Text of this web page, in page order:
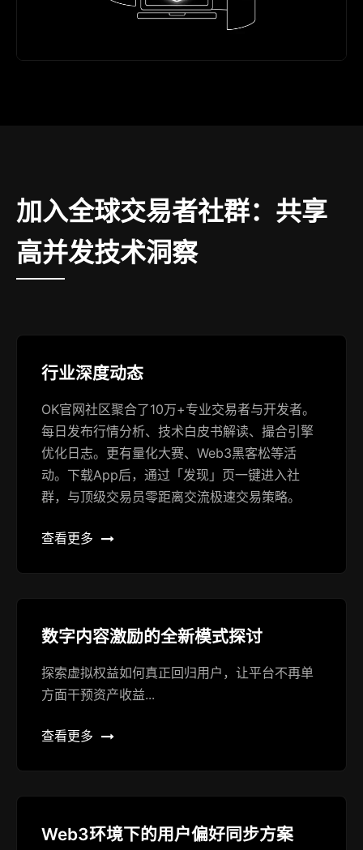
加入全球交易者社群：共享
高并发技术洞察
行业深度动态
OK官网社区聚合了10万+专业交易者与开发者。
每日发布行情分析、技术白皮书解读、撮合引擎
优化日志。更有量化大赛、Web3黑客松等活
动。下载App后，通过「发现」页一键进入社
群，与顶级交易员零距离交流极速交易策略。
查看更多
数字内容激励的全新模式探讨
探索虚拟权益如何真正回归用户，让平台不再单
方面干预资产收益...
查看更多
Web3环境下的用户偏好同步方案